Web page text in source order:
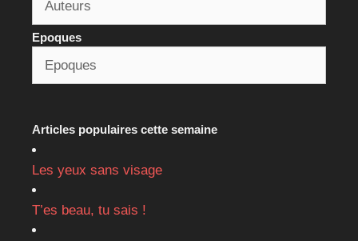
Epoques
Articles populaires cette semaine
Les yeux sans visage
T’es beau, tu sais !